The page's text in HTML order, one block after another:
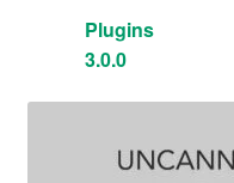
Plugins
3.0.0